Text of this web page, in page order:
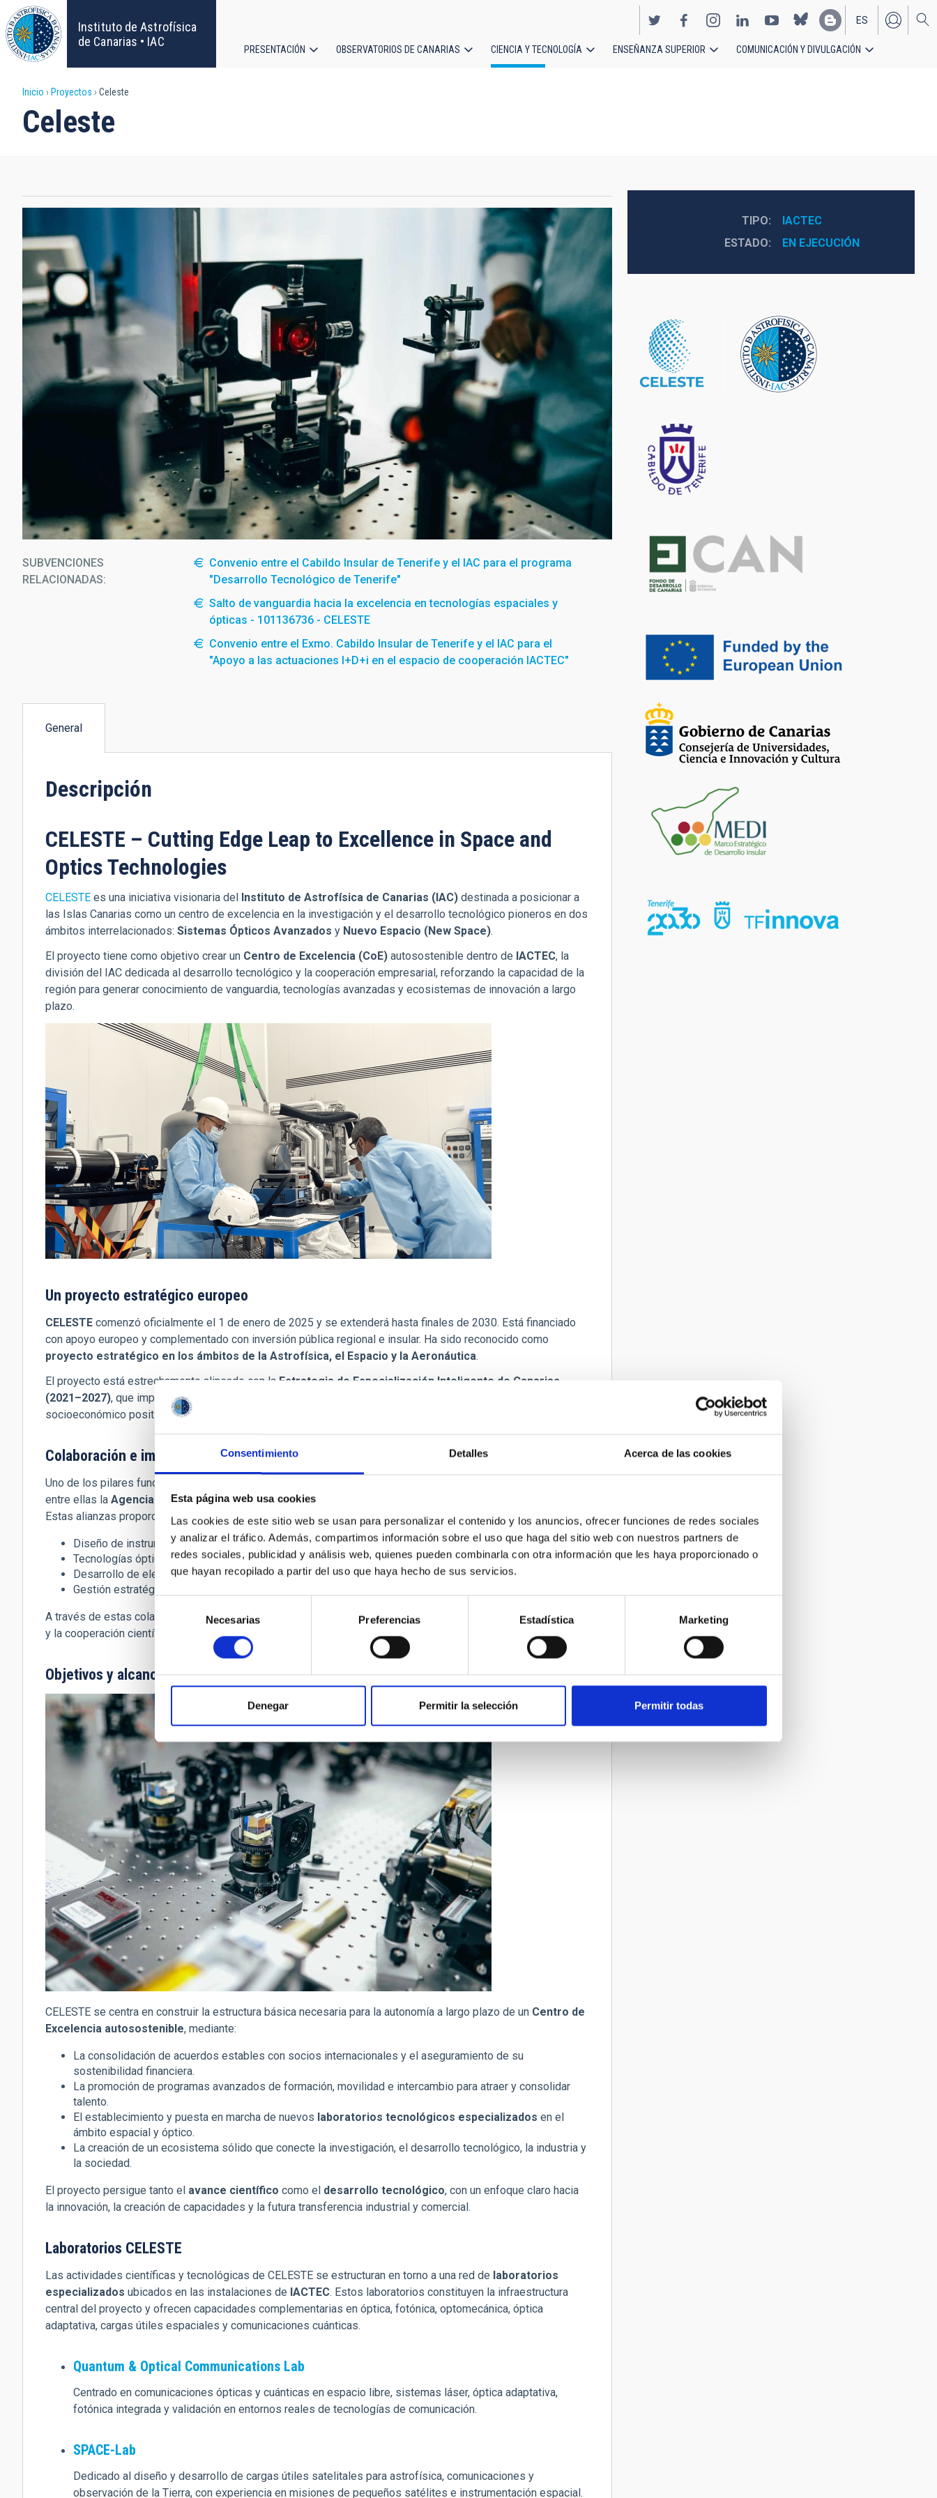
Consentimiento Detalles Acerca de las cookies
Esta página web usa cookies
Las cookies de este sitio web se usan para personalizar el contenido y los anuncios, ofrecer funciones de redes sociales
y analizar el tráfico. Además, compartimos información sobre el uso que haga del sitio web con nuestros partners de
redes sociales, publicidad y análisis web, quienes pueden combinarla con otra información que les haya proporcionado o
que hayan recopilado a partir del uso que haya hecho de sus servicios.
de
consentimiento
Necesarias Preferencias Estadística Marketing
Denegar Permitir la selección Permitir todas
Pasar
al
contenido
principal
Instituto de Astrofísica
de Canarias • IAC
EN
ES
PRESENTACIÓN OBSERVATORIOS DE CANARIAS CIENCIA Y TECNOLOGÍA ENSEÑANZA SUPERIOR COMUNICACIÓN Y DIVULGACIÓN
Sobrescribir
enlaces
ayuda
la
navegación
Inicio Proyectos Celeste
Celeste
SUBVENCIONES
RELACIONADAS:
Convenio entre el Cabildo Insular de Tenerife y el IAC para el programa
"Desarrollo Tecnológico de Tenerife"
Salto de vanguardia hacia la excelencia en tecnologías espaciales y
ópticas - 101136736 - CELESTE
Convenio entre el Exmo. Cabildo Insular de Tenerife y el IAC para el
"Apoyo a las actuaciones I+D+i en el espacio de cooperación IACTEC"
General
Descripción
CELESTE – Cutting Edge Leap to Excellence in Space and
Optics Technologies
CELESTE es una iniciativa visionaria del Instituto de Astrofísica de Canarias (IAC) destinada a posicionar a
las Islas Canarias como un centro de excelencia en la investigación y el desarrollo tecnológico pioneros en dos
ámbitos interrelacionados: Sistemas Ópticos Avanzados y Nuevo Espacio (New Space).
El proyecto tiene como objetivo crear un Centro de Excelencia (CoE) autosostenible dentro de IACTEC, la
división del IAC dedicada al desarrollo tecnológico y la cooperación empresarial, reforzando la capacidad de la
región para generar conocimiento de vanguardia, tecnologías avanzadas y ecosistemas de innovación a largo
plazo.
Un proyecto estratégico europeo
CELESTE comenzó oficialmente el 1 de enero de 2025 y se extenderá hasta finales de 2030. Está financiado
con apoyo europeo y complementado con inversión pública regional e insular. Ha sido reconocido como
proyecto estratégico en los ámbitos de la Astrofísica, el Espacio y la Aeronáutica.
El proyecto está estrechamente alineado con la Estrategia de Especialización Inteligente de Canarias
(2021–2027), que impulsa el liderazgo internacional en Astrofísica y Ciencias del Espacio, y subraya el impacto
socioeconómico positivo de la actividad científica y tecnológica en la región.
Colaboración e impulso a la excelencia internacional
Uno de los pilares fundamentales de CELESTE es su colaboración con instituciones de referencia mundial,
entre ellas la Agencia Espacial Europea (ESA)y elCentre National de la Recherche Scientifique (CNRS)
Estas alianzas proporcionan acceso a conocimientos clave en:
Diseño de instrumentación astronómica avanzada.
Tecnologías ópticas y cuánticas de comunicación para la transmisión segura de datos espacio-Tierra.
Desarrollo de elementos ópticos de ultra alta precisión.
Gestión estratégica y estructuración sostenible de la investigación y la innovación.
A través de estas colaboraciones,CELESTE
promueve el intercambio de conocimiento, la movilidad del talento
y la cooperación científica a largo plazo en los ámbitos europeo e internacional.
Objetivos y alcance
CELESTE se centra en construir la estructura básica necesaria para la autonomía a largo plazo de un Centro de
Excelencia autosostenible, mediante:
La consolidación de acuerdos estables con socios internacionales y el aseguramiento de su
sostenibilidad financiera.
La promoción de programas avanzados de formación, movilidad e intercambio para atraer y consolidar
talento.
El establecimiento y puesta en marcha de nuevos laboratorios tecnológicos especializados en el
ámbito espacial y óptico.
La creación de un ecosistema sólido que conecte la investigación, el desarrollo tecnológico, la industria y
la sociedad.
El proyecto persigue tanto el avance científico como el desarrollo tecnológico, con un enfoque claro hacia
la innovación, la creación de capacidades y la futura transferencia industrial y comercial.
Laboratorios CELESTE
Las actividades científicas y tecnológicas de CELESTE se estructuran en torno a una red de laboratorios
especializados ubicados en las instalaciones de IACTEC. Estos laboratorios constituyen la infraestructura
central del proyecto y ofrecen capacidades complementarias en óptica, fotónica, optomecánica, óptica
adaptativa, cargas útiles espaciales y comunicaciones cuánticas.
Quantum & Optical Communications Lab
Centrado en comunicaciones ópticas y cuánticas en espacio libre, sistemas láser, óptica adaptativa,
fotónica integrada y validación en entornos reales de tecnologías de comunicación.
SPACE-Lab
Dedicado al diseño y desarrollo de cargas útiles satelitales para astrofísica, comunicaciones y
observación de la Tierra, con experiencia en misiones de pequeños satélites e instrumentación espacial.
TIPO
IACTEC
ESTADO
EN EJECUCIÓN